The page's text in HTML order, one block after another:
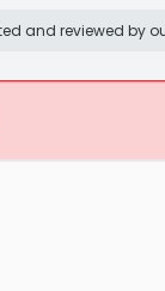
and reviewed by